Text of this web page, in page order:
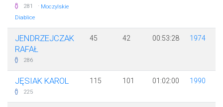
281 · Moczylskie
Diablice
JENDRZEJCZAK
RAFAŁ
286
45 42 00:53:28 1974
JĘSIAK KAROL
225
115 101 01:02:00 1990